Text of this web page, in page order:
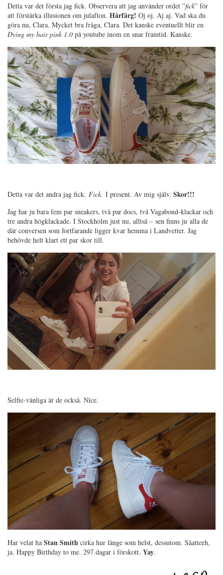
Detta var det första jag fick. Observera att jag använder ordet ”fick” för
att förstärka illusionen om julafton. Hårfärg! Oj oj. Aj aj. Vad ska du
göra nu, Clara. Mycket bra fråga, Clara. Det kanske eventuellt blir en
Dying my hair pink 1.0 på youtube inom en snar framtid. Kanske.
Detta var det andra jag fick. Fick. I present. Av mig själv. Skor!!!
Jag har ju bara fem par sneakers, två par docs, två Vagabond-klackar och
tre andra högklackade. I Stockholm just nu, alltså – sen finns ju alla de
där conversen som fortfarande ligger kvar hemma i Landvetter. Jag
behövde helt klart ett par skor till.
Selfie-vänliga är de också. Nice.
Har velat ha Stan Smith cirka hur länge som helst, dessutom. Såatteeh,
ja. Happy Birthday to me. 297 dagar i förskott. Yay.